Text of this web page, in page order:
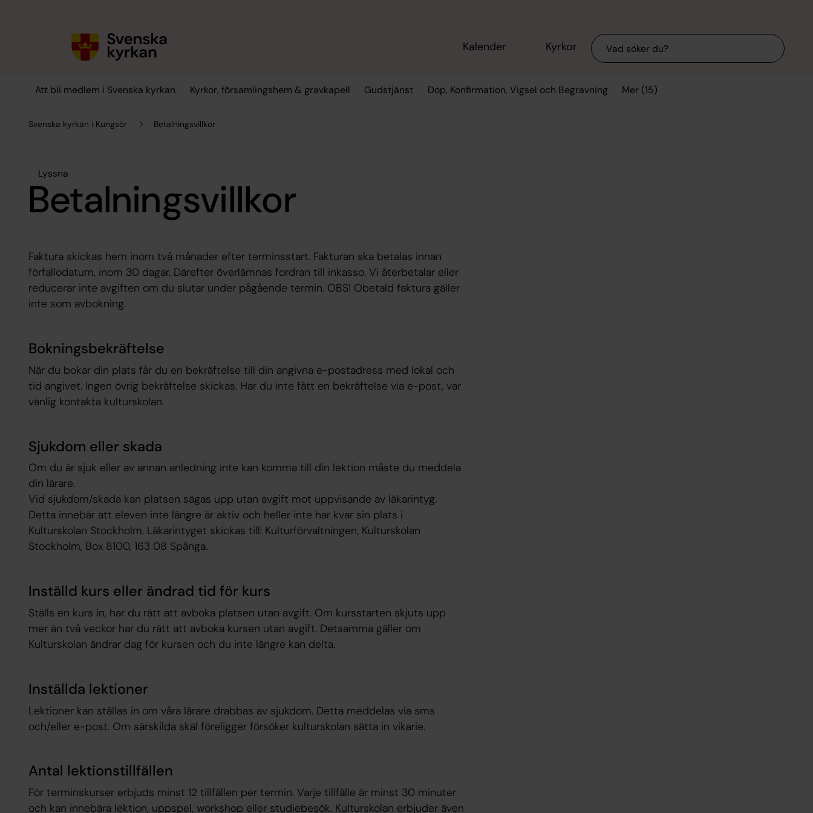
Kalender Kyrkor Sök
Att bli medlem i Svenska kyrkan Kyrkor, församlingshem & gravkapell Gudstjänst Dop, Konfirmation, Vigsel och Begravning Mer (15)
Svenska kyrkan i Kungsör Betalningsvillkor
Lyssna
Betalningsvillkor
Faktura skickas hem inom två månader efter terminsstart. Fakturan ska betalas innan
förfallodatum, inom 30 dagar. Därefter överlämnas fordran till inkasso. Vi återbetalar eller
reducerar inte avgiften om du slutar under pågående termin. OBS! Obetald faktura gäller
inte som avbokning.
Bokningsbekräftelse
När du bokar din plats får du en bekräftelse till din angivna e-postadress med lokal och
tid angivet. Ingen övrig bekräftelse skickas. Har du inte fått en bekräftelse via e-post, var
vänlig kontakta kulturskolan.
Sjukdom eller skada
Om du är sjuk eller av annan anledning inte kan komma till din lektion måste du meddela
din lärare.
Vid sjukdom/skada kan platsen sägas upp utan avgift mot uppvisande av läkarintyg.
Detta innebär att eleven inte längre är aktiv och heller inte har kvar sin plats i
Kulturskolan Stockholm. Läkarintyget skickas till: Kulturförvaltningen, Kulturskolan
Stockholm, Box 8100, 163 08 Spånga.
Inställd kurs eller ändrad tid för kurs
Ställs en kurs in, har du rätt att avboka platsen utan avgift. Om kursstarten skjuts upp
mer än två veckor har du rätt att avboka kursen utan avgift. Detsamma gäller om
Kulturskolan ändrar dag för kursen och du inte längre kan delta.
Inställda lektioner
Lektioner kan ställas in om våra lärare drabbas av sjukdom. Detta meddelas via sms
och/eller e-post. Om särskilda skäl föreligger försöker kulturskolan sätta in vikarie.
Antal lektionstillfällen
För terminskurser erbjuds minst 12 tillfällen per termin. Varje tillfälle är minst 30 minuter
och kan innebära lektion, uppspel, workshop eller studiebesök. Kulturskolan erbjuder även